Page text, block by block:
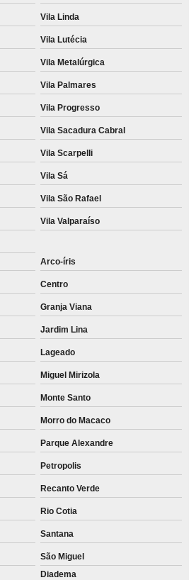
Vila Linda
Vila Lutécia
Vila Metalúrgica
Vila Palmares
Vila Progresso
Vila Sacadura Cabral
Vila Scarpelli
Vila Sá
Vila São Rafael
Vila Valparaíso
Arco-íris
Centro
Granja Viana
Jardim Lina
Lageado
Miguel Mirizola
Monte Santo
Morro do Macaco
Parque Alexandre
Petropolis
Recanto Verde
Rio Cotia
Santana
São Miguel
Diadema